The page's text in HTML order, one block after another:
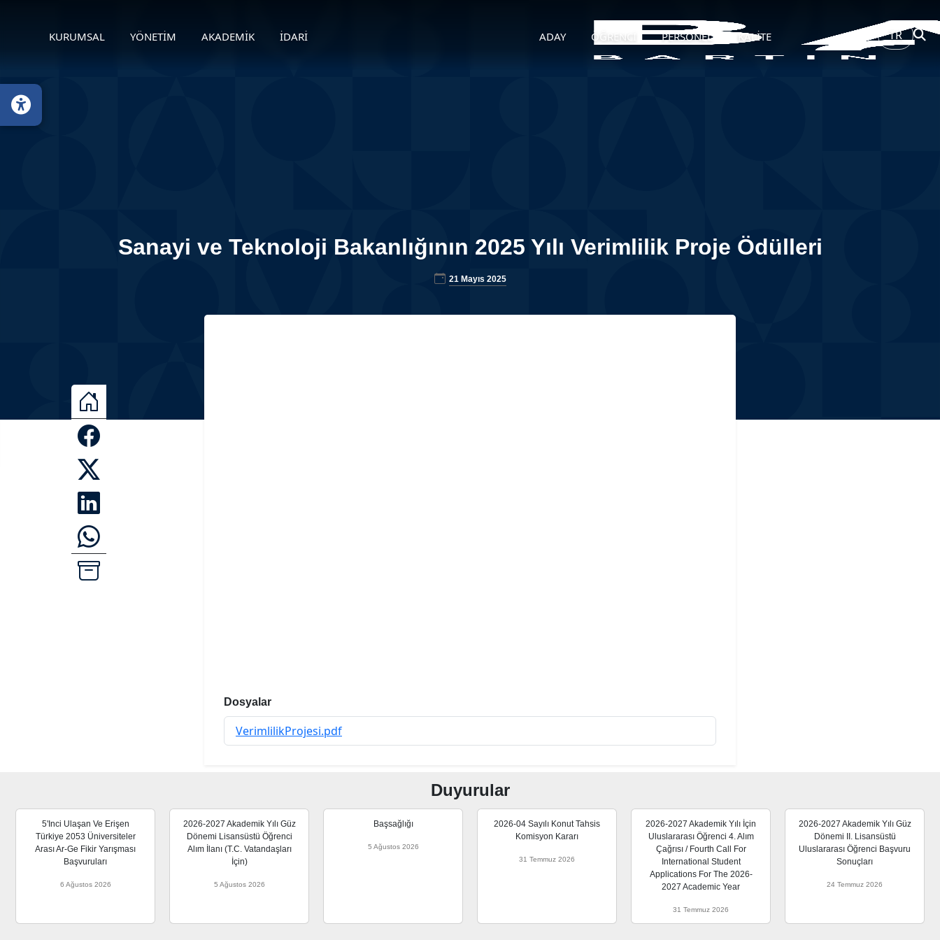
KURUMSAL YÖNETİM AKADEMİK İDARİ ADAY ÖĞRENCİ PERSONEL KALİTE TR
Sanayi ve Teknoloji Bakanlığının 2025 Yılı Verimlilik Proje Ödülleri
21 Mayıs 2025
Dosyalar
VerimlilikProjesi.pdf
Duyurular
5'inci Ulaşan Ve Erişen
Türkiye 2053 Üniversiteler
Arası Ar-Ge Fikir Yarışması
Başvuruları
6 Ağustos 2026
2026-2027 Akademik Yılı Güz
Dönemi Lisansüstü Öğrenci
Alım İlanı (T.C. Vatandaşları
İçin)
5 Ağustos 2026
Başsağlığı
5 Ağustos 2026
2026-04 Sayılı Konut Tahsis
Komisyon Kararı
31 Temmuz 2026
2026-2027 Akademik Yılı İçin
Uluslararası Öğrenci 4. Alım
Çağrısı / Fourth Call For
International Student
Applications For The 2026-
2027 Academic Year
31 Temmuz 2026
2026-2027 Akademik Yılı Güz
Dönemi II. Lisansüstü
Uluslararası Öğrenci Başvuru
Sonuçları
24 Temmuz 2026